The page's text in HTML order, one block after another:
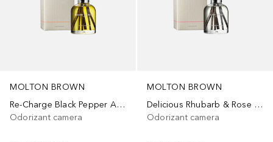
MOLTON BROWN
Re-Charge Black Pepper Aroma Reeds
Odorizant camera
MOLTON BROWN
Delicious Rhubarb & Rose Aroma Reeds
Odorizant camera